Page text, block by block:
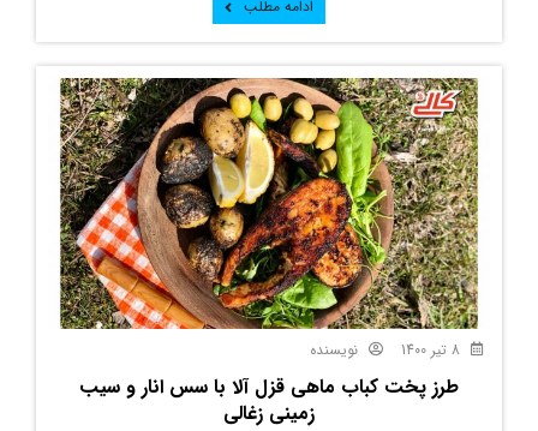
ادامه مطلب
نویسنده
طرز پخت کباب ماهی قزل آلا با سس انار و سیب
زمینی زغالی